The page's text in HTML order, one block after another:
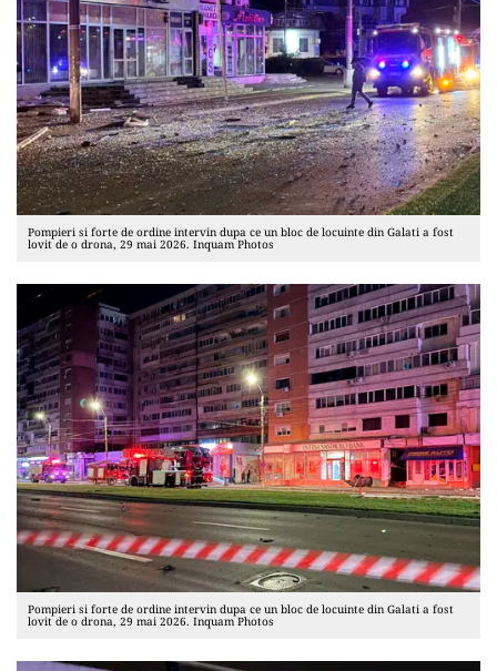
Pompieri si forte de ordine intervin dupa ce un bloc de locuinte din Galati a fost
lovit de o drona, 29 mai 2026. Inquam Photos
Pompieri si forte de ordine intervin dupa ce un bloc de locuinte din Galati a fost
lovit de o drona, 29 mai 2026. Inquam Photos